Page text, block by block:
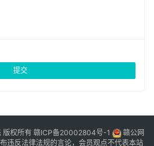
提交
权所有 赣ICP备20002804号-1
赣公网
违反法律法规的言论，会员观点不代表本站